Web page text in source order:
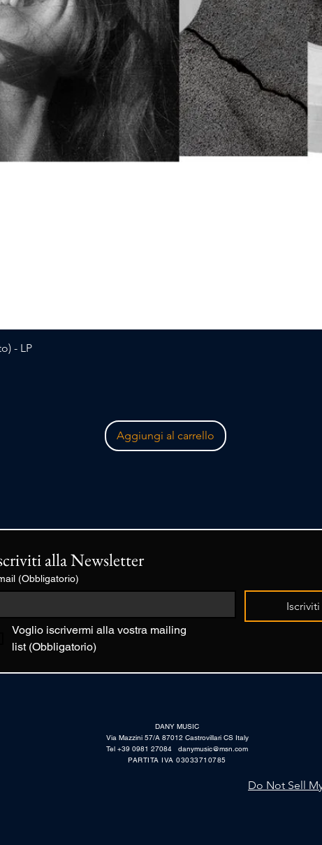
- LP
Aggiungi al carrello
alla Newsletter
(Obbligatorio)
Iscriviti
Voglio iscrivermi alla vostra mailing
list (Obbligatorio)
DANY MUSIC
Via Mazzini 57/A 87012 Castrovillari CS Italy
Tel +39 0981 27084 danymusic@msn.com
PARTITA IVA 03033710785
Do Not Sell